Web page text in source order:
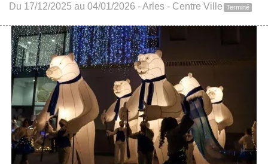
Du 17/12/2025 au 04/01/2026 -Arles - Centre Ville Terminé